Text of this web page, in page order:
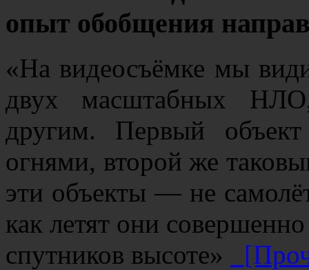
опыт обобщения
«На видеосъёмке мы
двух масштабных
другим. Первый объект
огнями, второй же
эти объекты — не
как летят они
спутников высоте»